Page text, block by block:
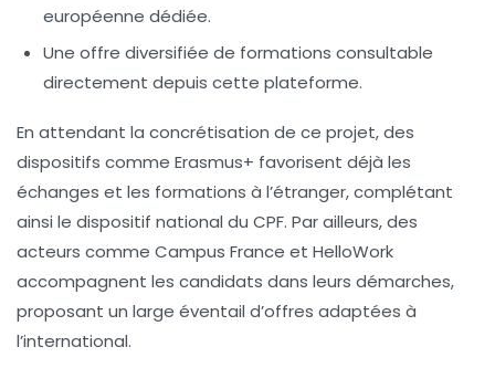
européenne dédiée.
Une offre diversifiée de formations consultable
directement depuis cette plateforme.
En attendant la concrétisation de ce projet, des
dispositifs comme Erasmus+ favorisent déjà les
échanges et les formations à l’étranger, complétant
ainsi le dispositif national du CPF. Par ailleurs, des
acteurs comme Campus France et HelloWork
accompagnent les candidats dans leurs démarches,
proposant un large éventail d’offres adaptées à
l’international.